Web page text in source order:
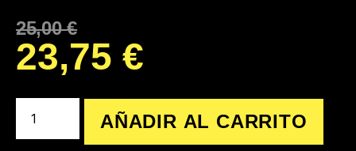
25,00€
23,75 €
AÑADIR AL CARRITO